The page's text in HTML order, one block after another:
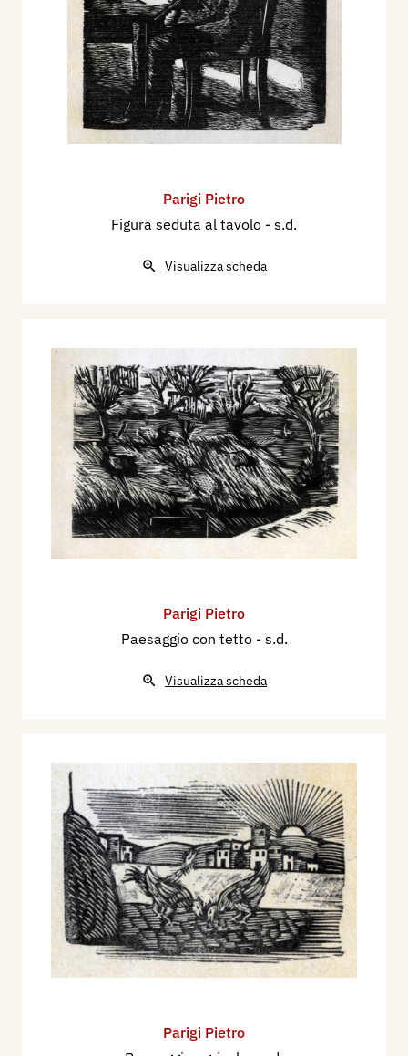
Parigi Pietro
Figura seduta al tavolo - s.d.
Visualizza scheda
Parigi Pietro
Paesaggio con tetto - s.d.
Visualizza scheda
Parigi Pietro